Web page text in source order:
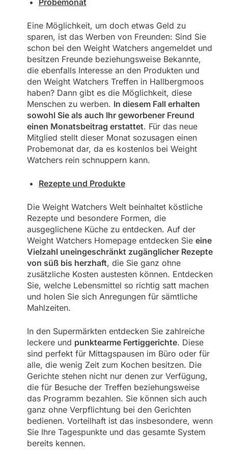
Probemonat
Eine Möglichkeit, um doch etwas Geld zu
sparen, ist das Werben von Freunden: Sind Sie
schon bei den Weight Watchers angemeldet und
besitzen Freunde beziehungsweise Bekannte,
die ebenfalls Interesse an den Produkten und
den Weight Watchers Treffen in Hallbergmoos
haben? Dann gibt es die Möglichkeit, diese
Menschen zu werben. In diesem Fall erhalten
sowohl Sie als auch Ihr geworbener Freund
einen Monatsbeitrag erstattet. Für das neue
Mitglied stellt dieser Monat sozusagen einen
Probemonat dar, da es kostenlos bei Weight
Watchers rein schnuppern kann.
Rezepte und Produkte
Die Weight Watchers Welt beinhaltet köstliche
Rezepte und besondere Formen, die
ausgeglichene Küche zu entdecken. Auf der
Weight Watchers Homepage entdecken Sie eine
Vielzahl uneingeschränkt zugänglicher Rezepte
von süß bis herzhaft, die Sie ganz ohne
zusätzliche Kosten austesten können. Entdecken
Sie, welche Lebensmittel so richtig satt machen
und holen Sie sich Anregungen für sämtliche
Mahlzeiten.
In den Supermärkten entdecken Sie zahlreiche
leckere und punktearme Fertiggerichte. Diese
sind perfekt für Mittagspausen im Büro oder für
alle, die wenig Zeit zum Kochen besitzen. Die
Gerichte stehen nicht nur denen zur Verfügung,
die für Besuche der Treffen beziehungsweise
das Programm bezahlen. Sie können sich auch
ganz ohne Verpflichtung bei den Gerichten
bedienen. Vorteilhaft ist das insbesondere, wenn
Sie Ihre Tagespunkte und das gesamte System
bereits kennen.